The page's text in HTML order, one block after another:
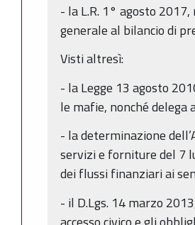
- la L.R. 1° agosto
generale al bilancio di
Visti altresì:
- la Legge 13 agosto
le mafie, nonché
- la determinazione
servizi e forniture del 7
dei flussi finanziari ai
- il D.Lgs. 14 marzo